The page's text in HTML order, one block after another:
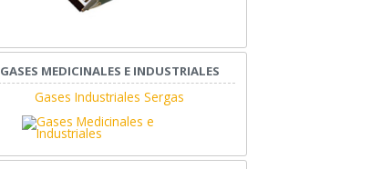
GASES MEDICINALES E INDUSTRIALES
Gases Industriales Sergas